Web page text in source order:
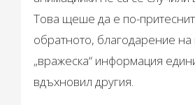
Това щеше да е по-
обратното, благодарение на
„вражеска“ информация
вдъхновил другия.